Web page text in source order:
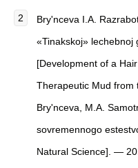
Bry'nceva I.A.
«Tinakskoj» lechebnoj
[Development of a
Therapeutic Mud from
Bry'nceva, M.A.
sovremennogo
Natural Science] . —